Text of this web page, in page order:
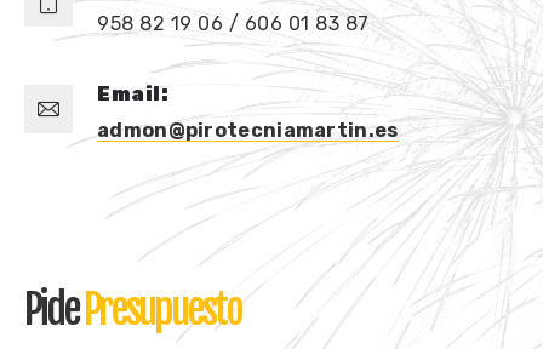
958 82 19 06 / 606 01 83 87
Email:
admon@pirotecniamartin.es
PidePresupuesto